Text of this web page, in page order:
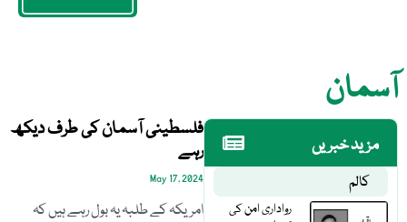
آسمان
مزید خبریں
کالم
رواداری امن کی
فلسطینی آسمان کی طرف دیکھ
رہے
May 17, 2024
امریکہ کے طلبہ یہ بول رہے ہیں کہ